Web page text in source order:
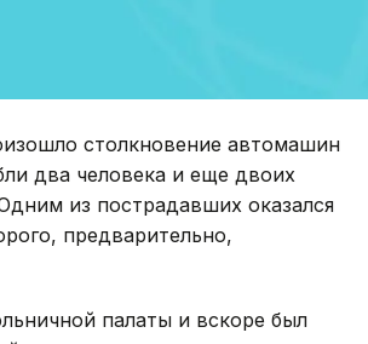
столкновение автомашин
два человека и еще двоих
из пострадавших оказался
предварительно,
палаты и вскоре был